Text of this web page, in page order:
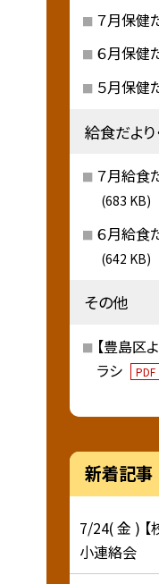
７月保健
６月保健
５月保健
給食だより
７月給食
(683 KB)
６月給食
(642 KB)
その他
【豊島区
ラシ
PDF
新着記事
7/24( 金 ) 【
小連絡会